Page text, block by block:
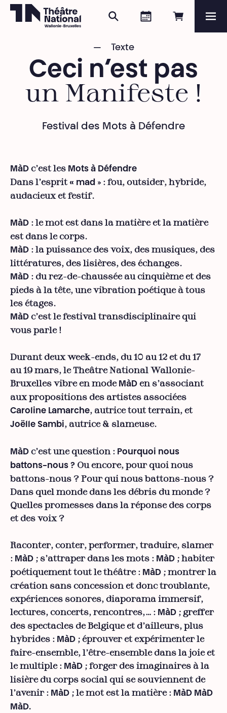
Réserver
Agenda
Rechercher
Texte
Ceci n’est pas
un Manifeste !
Festival des Mots à Défendre
MàD c’est les Mots à Défendre
Dans l’esprit « mad » : fou, outsider, hybride,
audacieux et festif.
MàD : le mot est dans la matière et la matière
est dans le corps.
MàD : la puissance des voix, des musiques, des
littératures, des lisières, des échanges.
MàD : du rez-de-chaussée au cinquième et des
pieds à la tête, une vibration poétique à tous
les étages.
MàD c’est le festival transdisciplinaire qui
vous parle !
Durant deux week-ends, du 10 au 12 et du 17
au 19 mars, le Theâtre National Wallonie-
Bruxelles vibre en mode MàD en s’associant
aux propositions des artistes associées
Caroline Lamarche, autrice tout terrain, et
Joëlle Sambi, autrice & slameuse.
MàD c’est une question : Pourquoi nous
battons-nous ? Ou encore, pour quoi nous
battons-nous ? Pour qui nous battons-nous ?
Dans quel monde dans les débris du monde ?
Quelles promesses dans la réponse des corps
et des voix ?
Raconter, conter, performer, traduire, slamer
: MàD ; s’attraper dans les mots : MàD ; habiter
poétiquement tout le théâtre : MàD ; montrer la
création sans concession et donc troublante,
expériences sonores, diaporama immersif,
lectures, concerts, rencontres,… : MàD ; greffer
des spectacles de Belgique et d’ailleurs, plus
hybrides : MàD ; éprouver et expérimenter le
faire-ensemble, l’être-ensemble dans la joie et
le multiple : MàD ; forger des imaginaires à la
lisière du corps social qui se souviennent de
l’avenir : MàD ; le mot est la matière : MàD MàD
MàD.